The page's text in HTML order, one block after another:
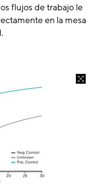
flujos de trabajo le
en la mesa